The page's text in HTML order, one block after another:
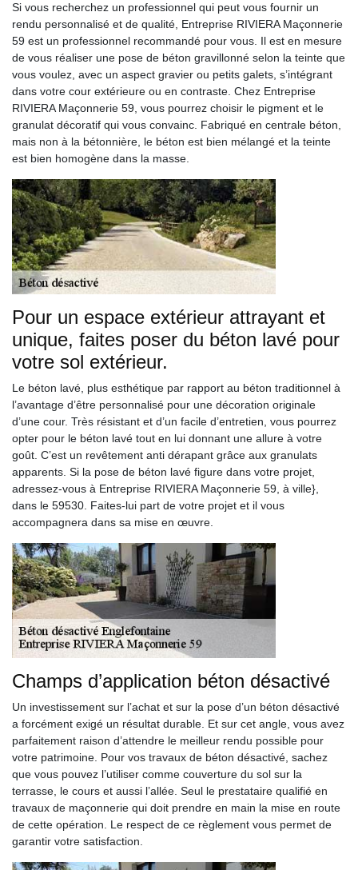
Si vous recherchez un professionnel qui peut vous fournir un
rendu personnalisé et de qualité, Entreprise RIVIERA Maçonnerie
59 est un professionnel recommandé pour vous. Il est en mesure
de vous réaliser une pose de béton gravillonné selon la teinte que
vous voulez, avec un aspect gravier ou petits galets, s’intégrant
dans votre cour extérieure ou en contraste. Chez Entreprise
RIVIERA Maçonnerie 59, vous pourrez choisir le pigment et le
granulat décoratif qui vous convainc. Fabriqué en centrale béton,
mais non à la bétonnière, le béton est bien mélangé et la teinte
est bien homogène dans la masse.
Pour un espace extérieur attrayant et
unique, faites poser du béton lavé pour
votre sol extérieur.
Le béton lavé, plus esthétique par rapport au béton traditionnel à
l’avantage d’être personnalisé pour une décoration originale
d’une cour. Très résistant et d’un facile d’entretien, vous pourrez
opter pour le béton lavé tout en lui donnant une allure à votre
goût. C’est un revêtement anti dérapant grâce aux granulats
apparents. Si la pose de béton lavé figure dans votre projet,
adressez-vous à Entreprise RIVIERA Maçonnerie 59, à ville},
dans le 59530. Faites-lui part de votre projet et il vous
accompagnera dans sa mise en œuvre.
Champs d’application béton désactivé
Un investissement sur l’achat et sur la pose d’un béton désactivé
a forcément exigé un résultat durable. Et sur cet angle, vous avez
parfaitement raison d’attendre le meilleur rendu possible pour
votre patrimoine. Pour vos travaux de béton désactivé, sachez
que vous pouvez l’utiliser comme couverture du sol sur la
terrasse, le cours et aussi l’allée. Seul le prestataire qualifié en
travaux de maçonnerie qui doit prendre en main la mise en route
de cette opération. Le respect de ce règlement vous permet de
garantir votre satisfaction.